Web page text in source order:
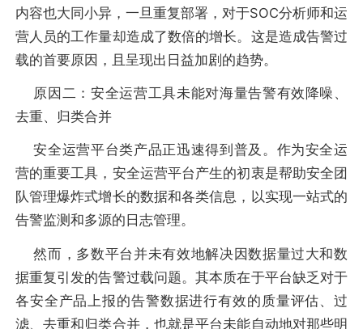
内容也大同小异，一旦重复部署，对于SOC分析师和运
营人员的工作量却造成了数倍的增长。这是造成告警过
载的首要原因，且呈现出日益加剧的趋势。
原因二：安全运营工具未能对海量告警有效降噪、
去重、归类合并
安全运营平台类产品正迅速得到普及。作为安全运
营的重要工具，安全运营平台产生的初衷是帮助安全团
队管理爆炸式增长的数据和各类信息，以实现一站式的
告警监测和多源的日志管理。
然而，多数平台并未有效地解决因数据量过大和数
据重复引发的告警过载问题。其本质在于平台缺乏对于
各安全产品上报的告警数据进行有效的质量评估、过
滤、去重和归类合并，也就是平台未能自动地对那些明